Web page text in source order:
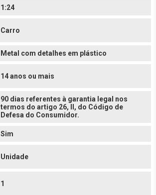
1:24
Carro
Metal com detalhes em plástico
14 anos ou mais
90 dias referentes à garantia legal nos
termos do artigo 26, II, do Código de
Defesa do Consumidor.
Sim
Unidade
1